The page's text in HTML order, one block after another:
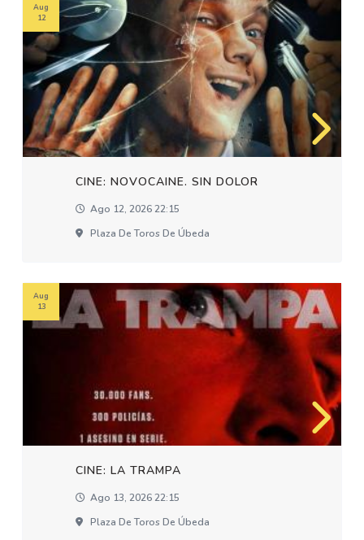
CINE: NOVOCAINE. SIN DOLOR
Ago 12, 2026 22:15
Plaza De Toros De Úbeda
Aug
12
CINE: LA TRAMPA
Ago 13, 2026 22:15
Plaza De Toros De Úbeda
Aug
13